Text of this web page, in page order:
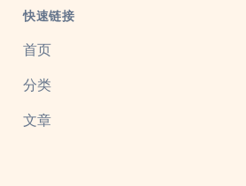
快速链接
首页
分类
文章